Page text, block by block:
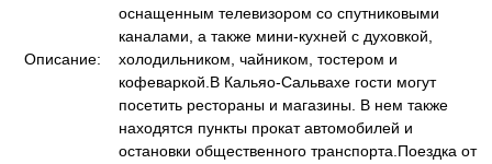
Описание:
оснащенным телевизором со спутниковыми
каналами, а также мини-кухней с духовкой,
холодильником, чайником, тостером и
кофеваркой.В Кальяо-Сальвахе гости могут
посетить рестораны и магазины. В нем также
находятся пункты прокат автомобилей и
остановки общественного транспорта.Поездка от